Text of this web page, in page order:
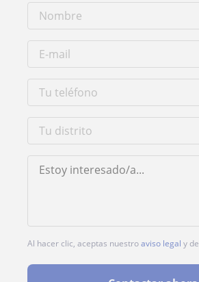
Al hacer clic, aceptas nuestroaviso legal y de